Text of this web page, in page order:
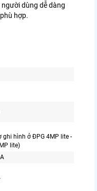
dùng dễ dàng
hợp.
ghi hình ở ĐPG 4MP lite -
lite)